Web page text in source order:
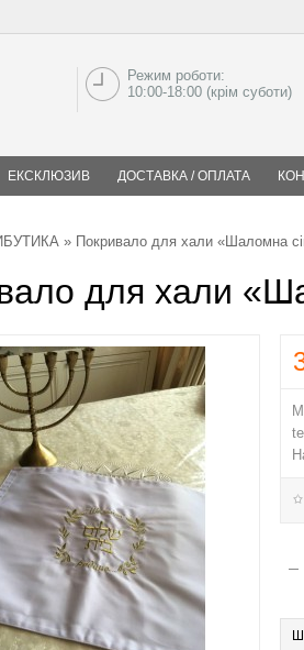
Режим роботи:
10:00-18:00 (крім суботи)
ЕКСКЛЮЗИВ ДОСТАВКА / ОПЛАТА
» Покривало для хали «Шаломна
для хали